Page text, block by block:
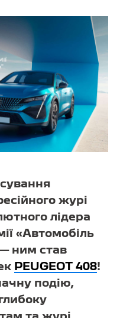
журі
лідера
«Автомобіль
— ним став
PEUGEOT 408!
подію,